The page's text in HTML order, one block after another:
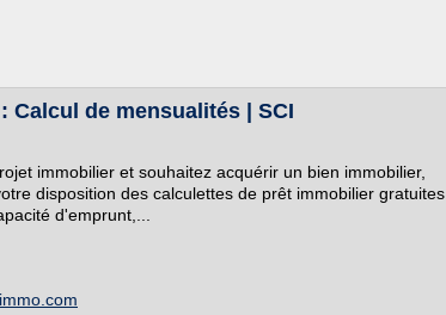
de mensualités | SCI
immobilier et souhaitez acquérir un bien immobilier,
disposition des calculettes de prêt immobilier gratuites
d'emprunt,...